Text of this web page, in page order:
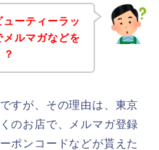
ーティーラッ
ルマガなどを
すが、その理由は、東京
のお店で、メルマガ登録
ポンコードなどが貰えた